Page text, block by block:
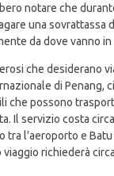
notare che
una sovrattassa
da dove vanno in
che desiderano
di Penang,
che possono
Il servizio costa
tra l'aeroporto e
richiederà